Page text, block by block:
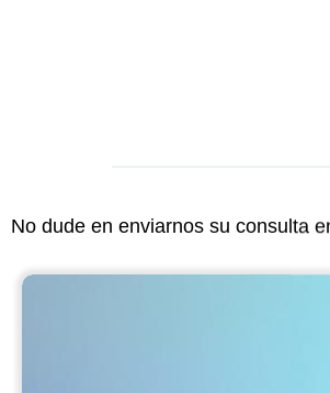
No dude en enviarnos su consulta